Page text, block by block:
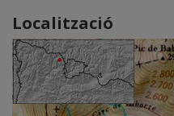
Localització